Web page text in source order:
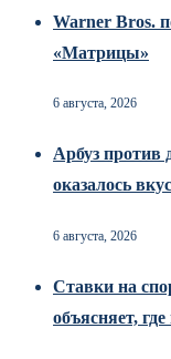
Warner Bros.
«Матрицы»
6 августа, 2026
Арбуз против
оказалось
6 августа, 2026
Ставки на
объясняет,